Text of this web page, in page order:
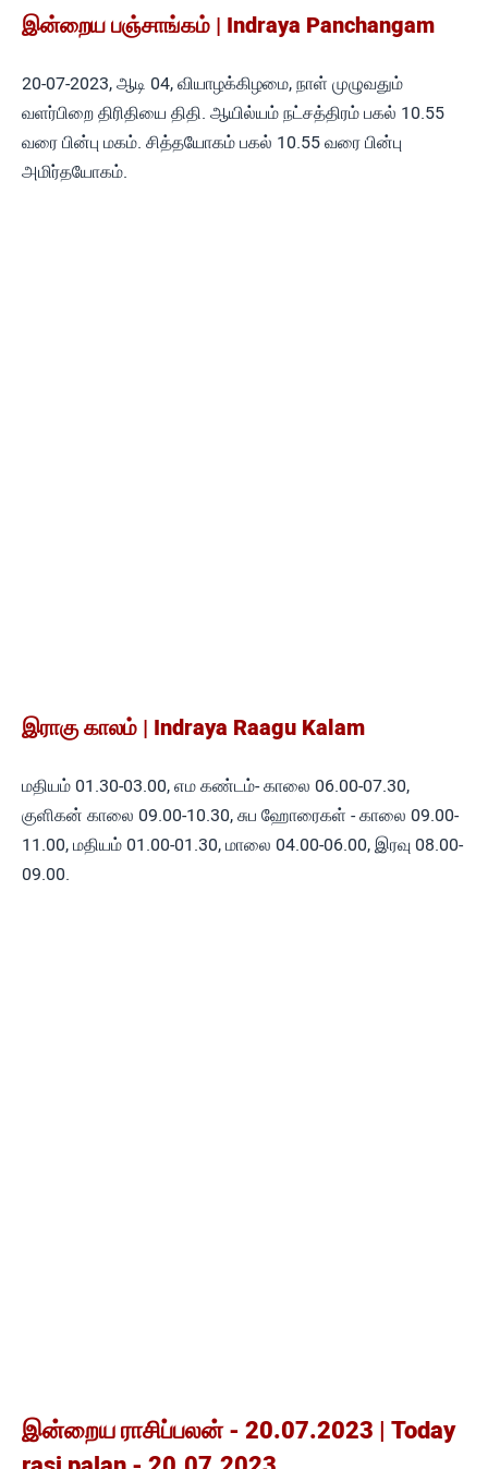
இன்றைய பஞ்சாங்கம் | Indraya Panchangam
20-07-2023, ஆடி 04, வியாழக்கிழமை, நாள் முழுவதும்
வளர்பிறை திரிதியை திதி. ஆயில்யம் நட்சத்திரம் பகல் 10.55
வரை பின்பு மகம். சித்தயோகம் பகல் 10.55 வரை பின்பு
அமிர்தயோகம்.
இராகு காலம் | Indraya Raagu Kalam
மதியம் 01.30-03.00, எம கண்டம்- காலை 06.00-07.30,
குளிகன் காலை 09.00-10.30, சுப ஹோரைகள் - காலை 09.00-
11.00, மதியம் 01.00-01.30, மாலை 04.00-06.00, இரவு 08.00-
09.00.
இன்றைய ராசிப்பலன் - 20.07.2023 | Today